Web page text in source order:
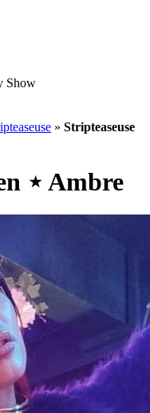
Show
» Stripteaseuse
⋆ Ambre